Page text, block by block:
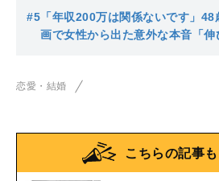
て…」と初対面で意気投合
#5 「年収200万は関係ないです」
画で女性から出た意外な本音「
恋愛・結婚
こちらの記事